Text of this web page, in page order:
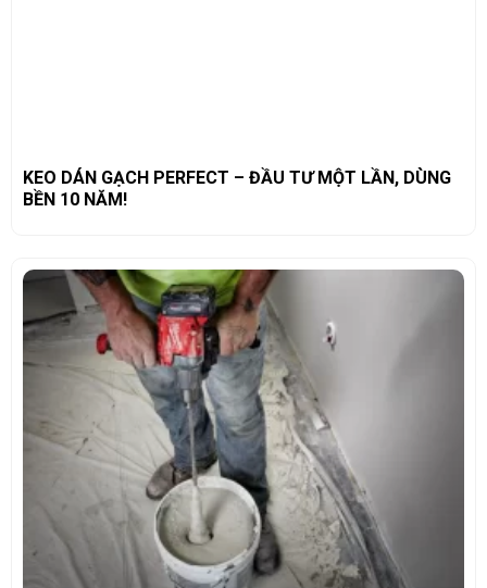
KEO DÁN GẠCH PERFECT – ĐẦU TƯ MỘT LẦN, DÙNG
BỀN 10 NĂM!